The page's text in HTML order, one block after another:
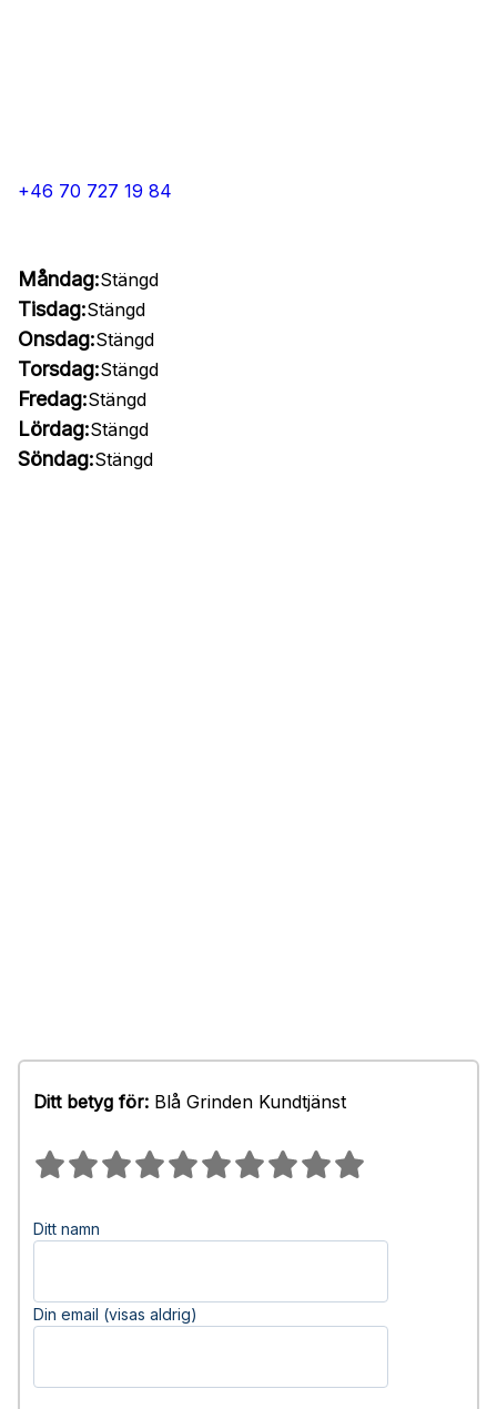
+46 70 727 19 84
Måndag:Stängd
Tisdag:Stängd
Onsdag:Stängd
Torsdag:Stängd
Fredag:Stängd
Lördag:Stängd
Söndag:Stängd
Ditt betyg för: Blå Grinden Kundtjänst
Ditt namn
Din email (visas aldrig)